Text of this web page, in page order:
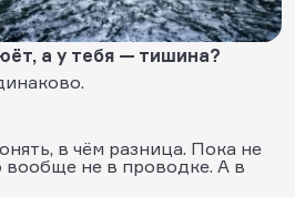
а у тебя — тишина?
в чём разница. Пока не
вообще не в проводке. А в